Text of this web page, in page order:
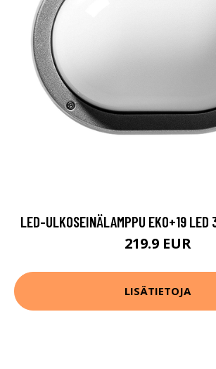
LED-ULKOSEINÄLAMPPU EKO+19 LED
219.9 EUR
LISÄTIETOJA